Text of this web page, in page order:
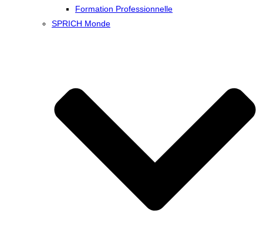
Formation Professionnelle
SPRICH Monde